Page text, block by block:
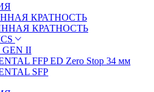
КРАТНОСТЬ
КРАТНОСТЬ
GEN II
FFP ED Zero Stop 34 мм
SFP